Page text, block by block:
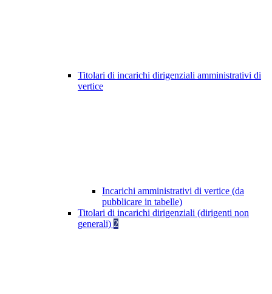
Titolari di incarichi dirigenziali amministrativi di
vertice
Incarichi amministrativi di vertice (da
pubblicare in tabelle)
Titolari di incarichi dirigenziali (dirigenti non
generali) 2